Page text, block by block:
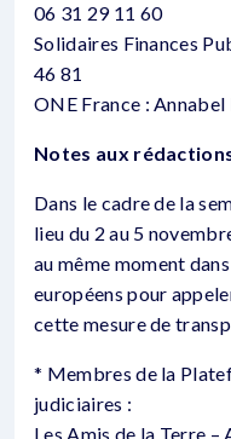
06 31 29 11 60
Solidaires Finances
46 81
ONE France :
Notes aux
Dans le cadre de la
lieu du 2 au 5
au même moment
européens pour
cette mesure de
* Membres de la
judiciaires :
Les Amis de la Terre